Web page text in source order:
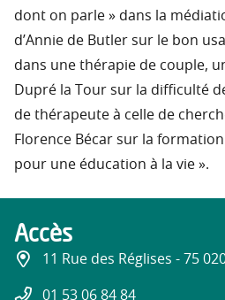
dont on parle » dans la
d’Annie de Butler sur le bon
dans une thérapie de couple,
Dupré la Tour sur la difficulté
de thérapeute à celle de
Florence Bécar sur la
pour une éducation à la vie ».
Accès
11 Rue des Réglises - 75
01 53 06 84 84